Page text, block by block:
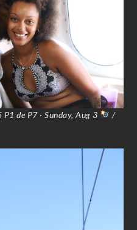
de P7 · Sunday, Aug 3
/